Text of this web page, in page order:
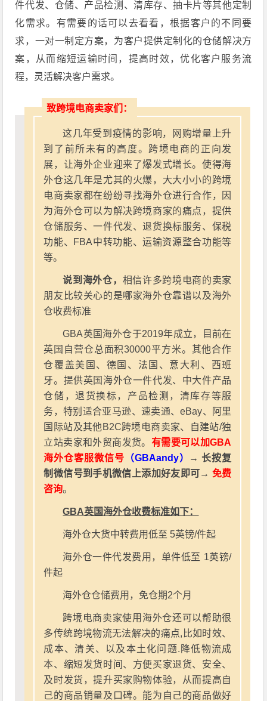
件代发、仓储、产品检测、清库存、抽卡片等其他定制
化需求。有需要的话可以去看看，根据客户的不同要
求，一对一制定方案，为客户提供定制化的仓储解决方
案，从而缩短运输时间，提高时效，优化客户服务流
程，灵活解决客户需求。
致跨境电商卖家们：
这几年受到疫情的影响，网购增量上升
到了前所未有的高度。跨境电商的正向发
展，让海外企业迎来了爆发式增长。使得海
外仓这几年是尤其的火爆，大大小小的跨境
电商卖家都在纷纷寻找海外仓进行合作，因
为海外仓可以为解决跨境商家的痛点，提供
仓储服务、一件代发、退货换标服务、保税
功能、FBA中转功能、运输资源整合功能等
等。
说到海外仓， 相信许多跨境电商的卖家
朋友比较关心的是哪家海外仓靠谱以及海外
仓收费标准
GBA英国海外仓于2019年成立，目前在
英国自营仓总面积30000平方米。其他合作
仓覆盖美国、德国、法国、意大利、西班
牙。提供英国海外仓一件代发、中大件产品
仓储，退货换标，产品检测，清库存等服
务，特别适合亚马逊、速卖通、eBay、阿里
国际站及其他B2C跨境电商卖家、自建站/独
立站卖家和外贸商发货。 有需要可以加GBA
海外仓客服微信号 （GBAandy）
→ 长按复
制微信号到手机微信上添加好友即可→ 免费
咨询。
GBA英国海外仓收费标准如下：
海外仓大货中转费用低至 5英镑/件起
海外仓一件代发费用，单件低至 1英镑/
件起
海外仓仓储费用，免仓期2个月
跨境电商卖家使用海外仓还可以帮助很
多传统跨境物流无法解决的痛点,比如时效、
成本、清关、以及本土化问题.降低物流成
本、缩短发货时间、方便买家退货、安全、
及时发货，提升买家购物体验，从而提高自
己的商品销量及口碑。能为自己的商品做好